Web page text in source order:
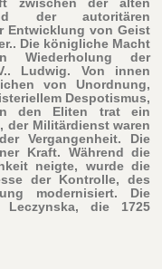
der autoritären
Entwicklung von Geist
Die königliche Macht
Wiederholung der
Ludwig. Von innen
von Unordnung,
Despotismus,
den Eliten trat ein
der Militärdienst waren
Vergangenheit. Die
Kraft. Während die
neigte, wurde die
der Kontrolle, des
modernisiert. Die
Leczynska, die 1725